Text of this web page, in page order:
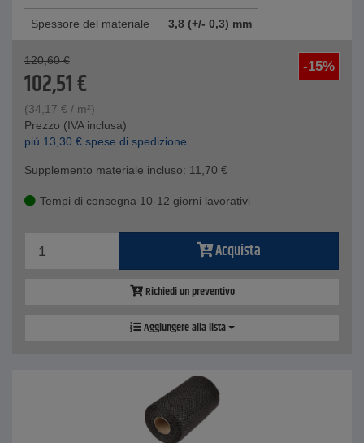
Spessore del materiale 3,8 (+/- 0,3) mm
-15%
120,60 €
102,51€
(34,17 € / m²)
Prezzo (IVA inclusa)
piú 13,30 € spese di spedizione
Supplemento materiale incluso: 11,70 €
Tempi di consegna 10-12 giorni lavorativi
Acquista
Richiedi un preventivo
Aggiungere alla lista